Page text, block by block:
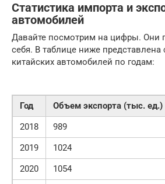
Статистика импорта и
автомобилей
Давайте посмотрим на цифры. Они
себя. В таблице ниже представлена
китайских автомобилей по годам:
Год Объем экспорта (тыс. ед.)
2018
989
2019
1024
2020
1054